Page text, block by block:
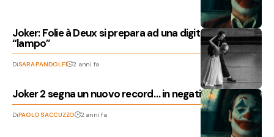
Joker: Folie à Deux si prepara ad una digital release
“lampo”
DiSARA PANDOLFI 2 anni fa
Joker 2 segna un nuovo record… in negativo
DiPAOLO SACCUZZO 2 anni fa